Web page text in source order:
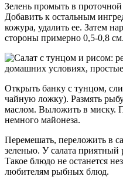
Зелень промыть в
Добавить к остальным
кожура, удалить ее. Затем
стороны примерно 0,5-0,8
Открыть банку с тунцом,
чайную ложку). Размять
маслом. Выложить в миску.
немного майонеза.
Перемешать, переложить в
зеленью. У салата
Такое блюдо не останется
любителям рыбных блюд.